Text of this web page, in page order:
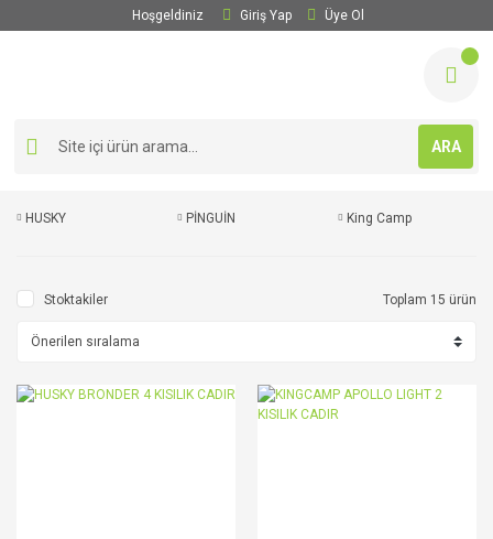
Hoşgeldiniz Giriş Yap Üye Ol
ARA
HUSKY PİNGUİN King Camp
Stoktakiler Toplam 15 ürün